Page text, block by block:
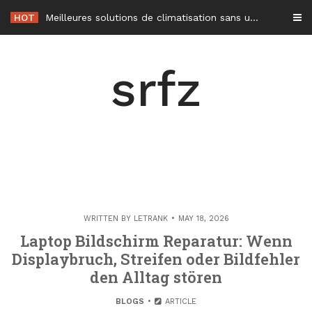
content
HOT Meilleures solutions de climatisation sans unité extérieure en 2026
srfz
WRITTEN BY LETRANK MAY 18, 2026
Laptop Bildschirm Reparatur: Wenn
Displaybruch, Streifen oder Bildfehler
den Alltag stören
BLOGS ARTICLE